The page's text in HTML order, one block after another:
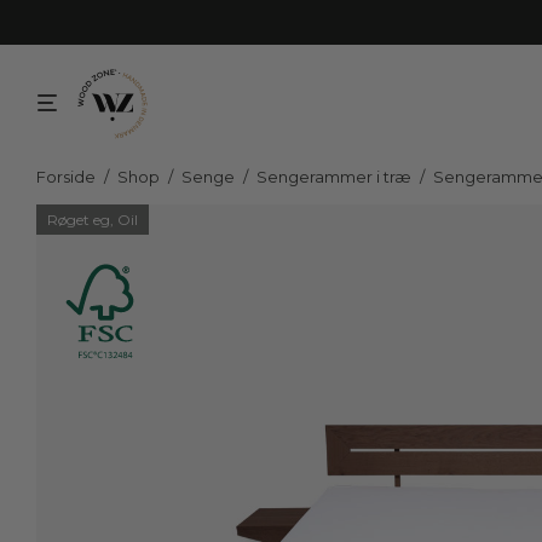
Forside / Shop / Senge / Sengerammer i træ /
Røget eg, Oil